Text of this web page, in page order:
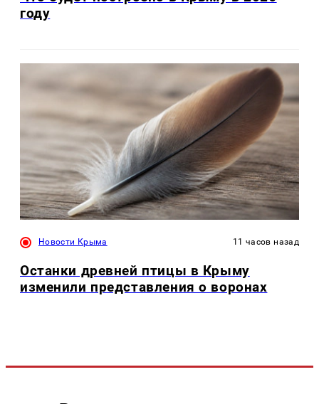
году
Новости Крыма 11 часов назад
Останки древней птицы в Крыму
изменили представления о воронах